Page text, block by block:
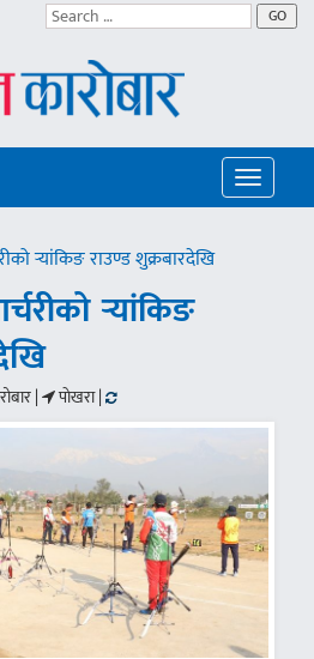
GO
Toggle
र्‍यांकिङ राउण्ड शुक्रबारदेखि
र्‍यांकिङ
| पाेखरा |